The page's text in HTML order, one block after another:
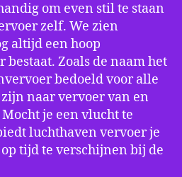
om even stil te staan
zelf. We zien
altijd een hoop
Zoals de naam het
bedoeld voor alle
naar vervoer van en
je een vlucht te
luchthaven vervoer je
tijd te verschijnen bij de